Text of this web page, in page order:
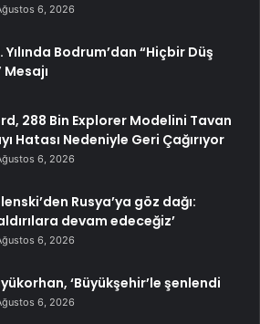
6, 2026
Yılında Bodrum’dan “Hiçbir Düş
288 Bin Explorer Modelini Tavan
Hatası Nedeniyle Geri Çağırıyor
6, 2026
Rusya’ya göz dağı:
devam edeceğiz’
6, 2026
‘Büyükşehir’le şenlendi
6, 2026